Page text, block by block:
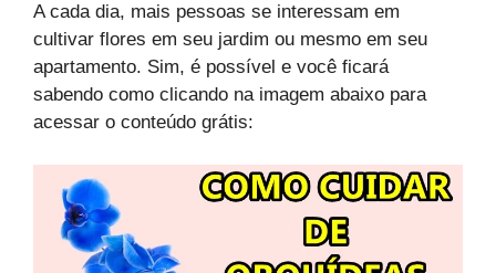
A cada dia, mais pessoas se interessam em
cultivar flores em seu jardim ou mesmo em seu
apartamento. Sim, é possível e você ficará
sabendo como clicando na imagem abaixo para
acessar o conteúdo grátis: